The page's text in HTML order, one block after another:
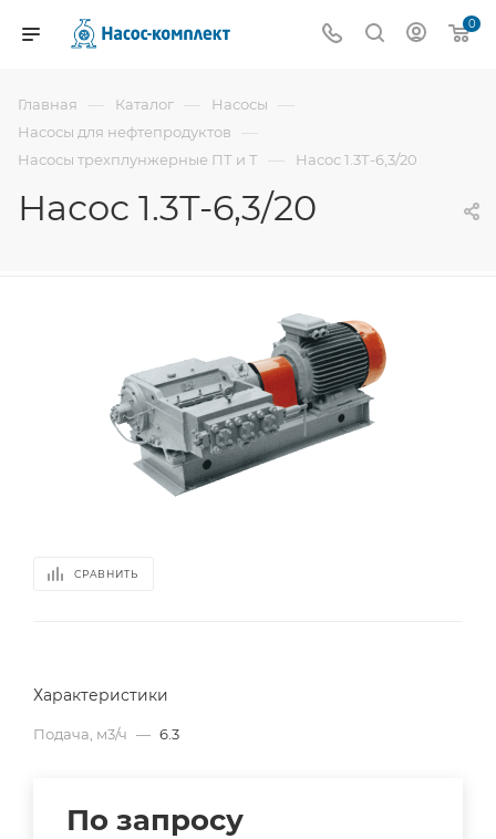
0
Главная — Каталог — Насосы —
Насосы для нефтепродуктов —
Насосы трехплунжерные ПТ и Т — Насос 1.3Т-6,3/20
Насос 1.3Т-6,3/20
СРАВНИТЬ
Характеристики
Подача, м3/ч — 6.3
По запросу